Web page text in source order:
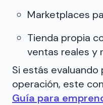
Marketplaces
Tienda propia
ventas reales y
Si estás
operación, este
Guía para